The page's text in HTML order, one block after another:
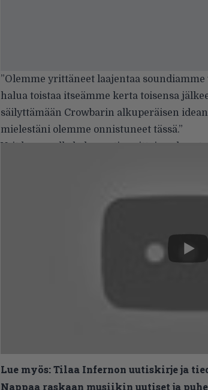
”Olemme yrittäneet laajentaa
halua toistaa itseämme kerta toisensa
säilyttämään Crowbarin alkuperäisen
mielestäni olemme onnistuneet tässä.”
Voit kuunnella koko vartin mittaisen
Lue myös:Tilaa Infernon uutiskirje ja
Nappaa raskaan musiikin uutiset ja